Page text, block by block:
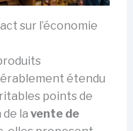
sur l’économie
étendu
points de
la vente de